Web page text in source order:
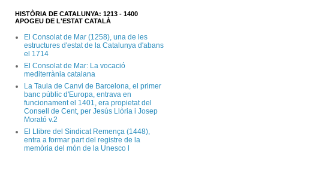
HISTÒRIA DE CATALUNYA: 1213 - 1400
APOGEU DE L'ESTAT CATALÀ
El Consolat de Mar (1258), una de les
estructures d'estat de la Catalunya d'abans
el 1714
El Consolat de Mar: La vocació
mediterrània catalana
La Taula de Canvi de Barcelona, el primer
banc públic d'Europa, entrava en
funcionament el 1401, era propietat del
Consell de Cent, per Jesús Llòria i Josep
Morató v.2
El Llibre del Sindicat Remença (1448),
entra a formar part del registre de la
memòria del món de la Unesco l